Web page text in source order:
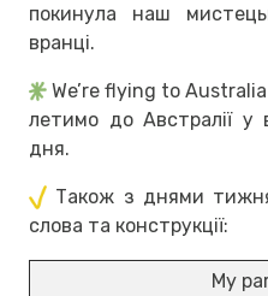
покинула наш
вранці.
We’re flying to
летимо до Австралії у
дня.
Також з днями
слова та конструкції:
My